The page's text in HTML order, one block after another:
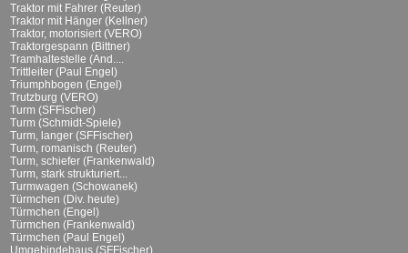
Traktor mit Fahrer (Reuter)
Traktor mit Hänger (Kellner)
Traktor, motorisiert (VERO)
Traktorgespann (Bittner)
Tramhaltestelle (And....
Trittleiter (Paul Engel)
Triumphbogen (Engel)
Trutzburg (VERO)
Turm (SFFischer)
Turm (Schmidt-Spiele)
Turm, langer (SFFischer)
Turm, romanisch (Reuter)
Turm, schiefer (Frankenwald)
Turm, stark strukturiert...
Turmwagen (Schowanek)
Türmchen (Div. heute)
Türmchen (Engel)
Türmchen (Frankenwald)
Türmchen (Paul Engel)
Umgebindehaus (SFFischer)